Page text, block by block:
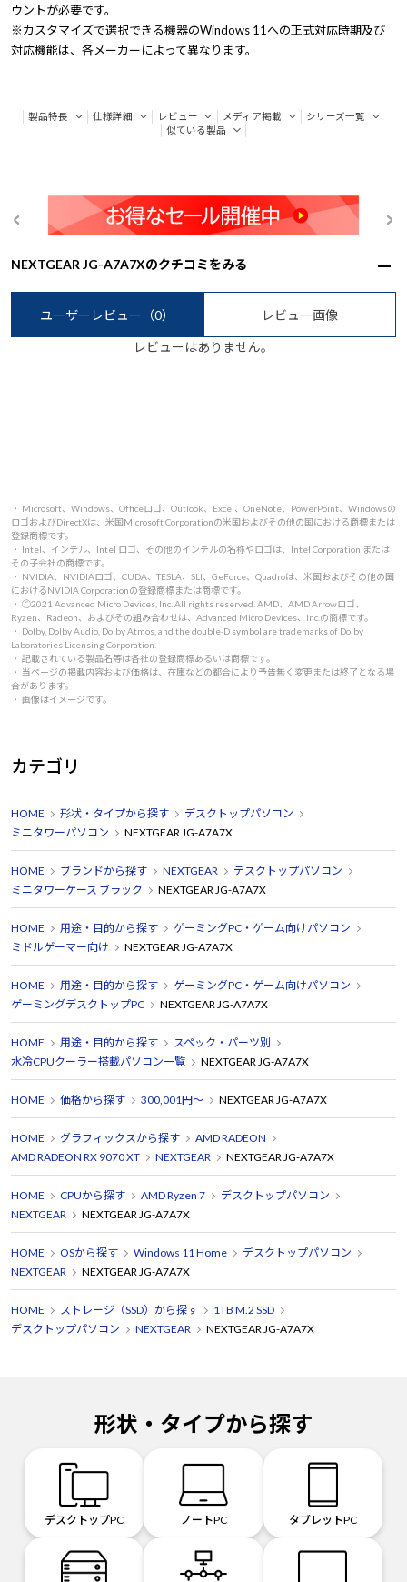
ウントが必要です。
※カスタマイズで選択できる機器のWindows 11への正式対応時期及び
対応機能は、各メーカーによって異なります。
製品特長 仕様詳細 レビュー メディア掲載
シリーズ一覧
似ている製品
NEXTGEAR JG-A7A7Xのクチコミをみる
ユーザーレビュー （0） レビュー画像
レビューはありません。
・ Microsoft、Windows、Officeロゴ、Outlook、Excel、OneNote、PowerPoint、Windowsの
ロゴおよびDirectXは、米国Microsoft Corporationの米国およびその他の国における商標または
登録商標です。
・ Intel、インテル、Intel ロゴ、その他のインテルの名称やロゴは、Intel Corporation または
その子会社の商標です。
・ NVIDIA、NVIDIAロゴ、CUDA、TESLA、SLI、GeForce、Quadroは、米国およびその他の国
におけるNVIDIA Corporationの登録商標または商標です。
・ 🄫2021 Advanced Micro Devices, Inc. All rights reserved. AMD、AMD Arrowロゴ、
Ryzen、Radeon、およびその組み合わせは、Advanced Micro Devices、Inc.の商標です。
・ Dolby, Dolby Audio, Dolby Atmos, and the double-D symbol are trademarks of Dolby
Laboratories Licensing Corporation.
・ 記載されている製品名等は各社の登録商標あるいは商標です。
・ 当ページの掲載内容および価格は、在庫などの都合により予告無く変更または終了となる場
合があります。
・ 画像はイメージです。
カテゴリ
HOME 形状・タイプから探す
デスクトップパソコン
ミニタワーパソコン
NEXTGEAR JG-A7A7X
HOME ブランドから探す NEXTGEAR
デスクトップパソコン
ミニタワーケース ブラック
NEXTGEAR JG-A7A7X
HOME 用途・目的から探す
ゲーミングPC・ゲーム向けパソコン
ミドルゲーマー向け
NEXTGEAR JG-A7A7X
HOME 用途・目的から探す
ゲーミングPC・ゲーム向けパソコン
ゲーミングデスクトップPC
NEXTGEAR JG-A7A7X
HOME 用途・目的から探す
スペック・パーツ別
水冷CPUクーラー搭載パソコン一覧
NEXTGEAR JG-A7A7X
HOME 価格から探す 300,001円～ NEXTGEAR JG-A7A7X
HOME グラフィックスから探す
AMD RADEON
AMD RADEON RX 9070 XT
NEXTGEAR NEXTGEAR JG-A7A7X
HOME CPUから探す AMD Ryzen 7
デスクトップパソコン
NEXTGEAR
NEXTGEAR JG-A7A7X
HOME OSから探す Windows 11 Home
デスクトップパソコン
NEXTGEAR
NEXTGEAR JG-A7A7X
HOME ストレージ（SSD）から探す
1TB M.2 SSD
デスクトップパソコン
NEXTGEAR NEXTGEAR JG-A7A7X
形状・タイプから探す
デスクトップPC ノートPC タブレットPC